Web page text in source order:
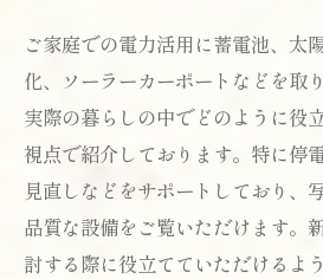
ご家庭での電力活用に蓄電池、太
化、ソーラーカーポートなどを取
実際の暮らしの中でどのように役
視点で紹介しております。特に停
見直しなどをサポートしており、
品質な設備をご覧いただけます。
討する際に役立てていただけるよ